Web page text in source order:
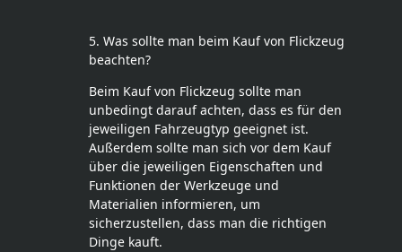
5. Was sollte man beim Kauf von Flickzeug
beachten?
Beim Kauf von Flickzeug sollte man
unbedingt darauf achten, dass es für den
jeweiligen Fahrzeugtyp geeignet ist.
Außerdem sollte man sich vor dem Kauf
über die jeweiligen Eigenschaften und
Funktionen der Werkzeuge und
Materialien informieren, um
sicherzustellen, dass man die richtigen
Dinge kauft.